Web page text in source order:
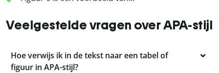
Veelgestelde vragen over APA-stijl
Hoe verwijs ik in de tekst naar een tabel of
figuur in APA-stijl?